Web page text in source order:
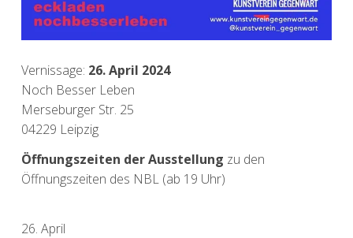
Vernissage: 26. April 2024
Noch Besser Leben
Merseburger Str. 25
04229 Leipzig
Öffnungszeiten der Ausstellung zu den
Öffnungszeiten des NBL(ab 19 Uhr)
26. April